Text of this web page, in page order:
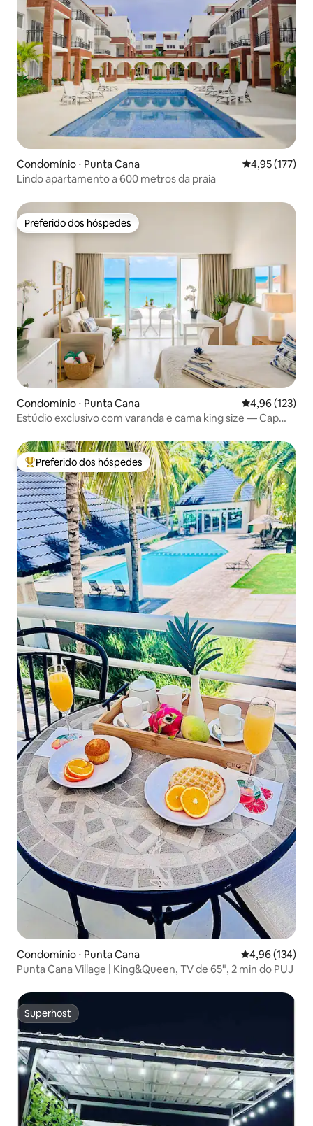
Condomínio ⋅ Punta Cana 4,95 de uma
4,95 (177)
Lindo apartamento a 600 metros da praia
Preferido dos hóspedes
Preferido dos hóspedes
Condomínio ⋅ Punta Cana 4,96 de uma
4,96 (123)
Estúdio exclusivo com varanda e cama king size — Cap
Entre os melhores preferidos dos hóspedes
Preferido dos hóspedes
Condomínio ⋅ Punta Cana 4,96 de uma
4,96 (134)
Punta Cana Village | King&Queen, TV de 65", 2 min do PUJ
Superhost
Superhost